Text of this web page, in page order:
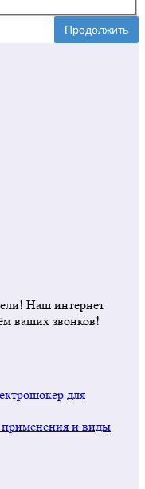
Продолжить
Наш интернет
ваших звонков!
для
применения и виды